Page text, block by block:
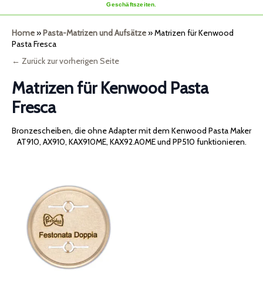
Geschäftszeiten.
Home»Pasta-Matrizen und Aufsätze»Matrizen für Kenwood
Pasta Fresca
← Zurück zur vorherigen Seite
Matrizen für Kenwood Pasta
Fresca
Bronzescheiben, die ohne Adapter mit dem Kenwood Pasta Maker
AT910, AX910, KAX910ME, KAX92.A0ME und PP510 funktionieren.